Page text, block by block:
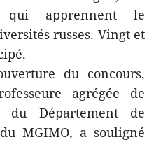
qui apprennent le
russes. Vingt et
du concours,
agrégée de
Département de
MGIMO, a souligné